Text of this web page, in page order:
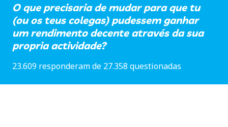
O que precisaria de mudar para que tu
(ou os teus colegas) pudessem ganhar
um rendimento decente através da sua
propria actividade?
23.609 responderam de 27.358 questionadas